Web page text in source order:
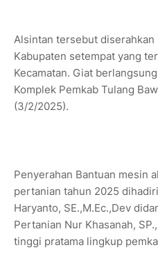
Alsintan tersebut diserahkan
Kabupaten setempat yang
Kecamatan. Giat
Komplek Pemkab Tulang
(3/2/2025).
Penyerahan Bantuan mesin
pertanian tahun 2025
Haryanto, SE.,M.Ec.,Dev
Pertanian Nur Khasanah,
tinggi pratama lingkup